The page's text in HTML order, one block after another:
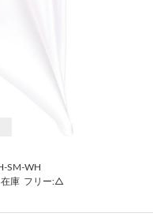
SM-WH
在庫 フリー:△